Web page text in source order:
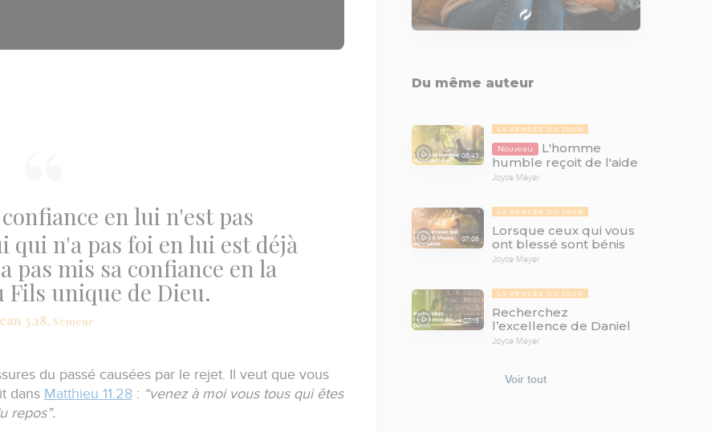
en lui n'est pas
qui n'a pas foi en lui est déjà
pas mis sa confiance en la
Fils unique de Dieu.
3.18, Semeur
du passé causées par le rejet.
Il veut que vous
dans Matthieu 11.28: “venez à moi vous tous qui êtes
repos”.
Du même auteur
06:43
LA PENSÉE DU JOUR
Nouveau
L'homme
humble reçoit de l'aide
Joyce Meyer
07:06
LA PENSÉE DU JOUR
Lorsque ceux qui vous
ont blessé sont bénis
Joyce Meyer
07:15
LA PENSÉE DU JOUR
Recherchez
l’excellence de Daniel
Joyce Meyer
Voir tout